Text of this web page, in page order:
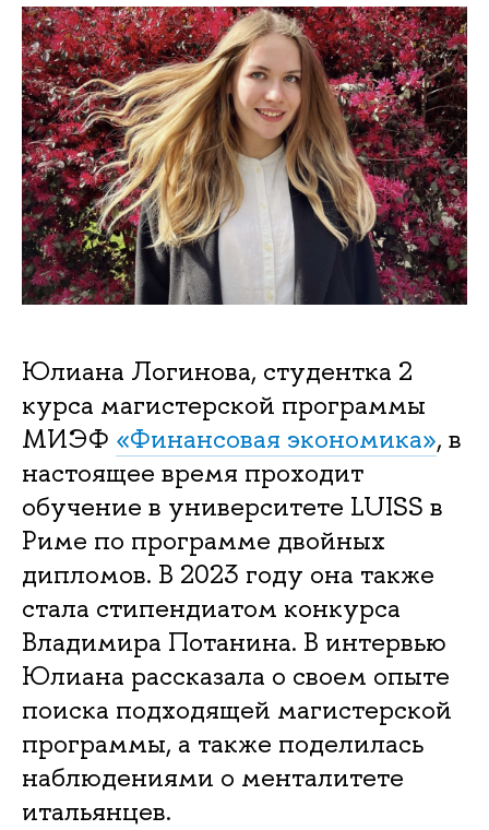
Юлиана Логинова, студентка 2
курса магистерской программы
МИЭФ «Финансовая экономика», в
настоящее время проходит
обучение в университете LUISS в
Риме по программе двойных
дипломов. В 2023 году она также
стала стипендиатом конкурса
Владимира Потанина. В интервью
Юлиана рассказала о своем опыте
поиска подходящей магистерской
программы, а также поделилась
наблюдениями о менталитете
итальянцев.